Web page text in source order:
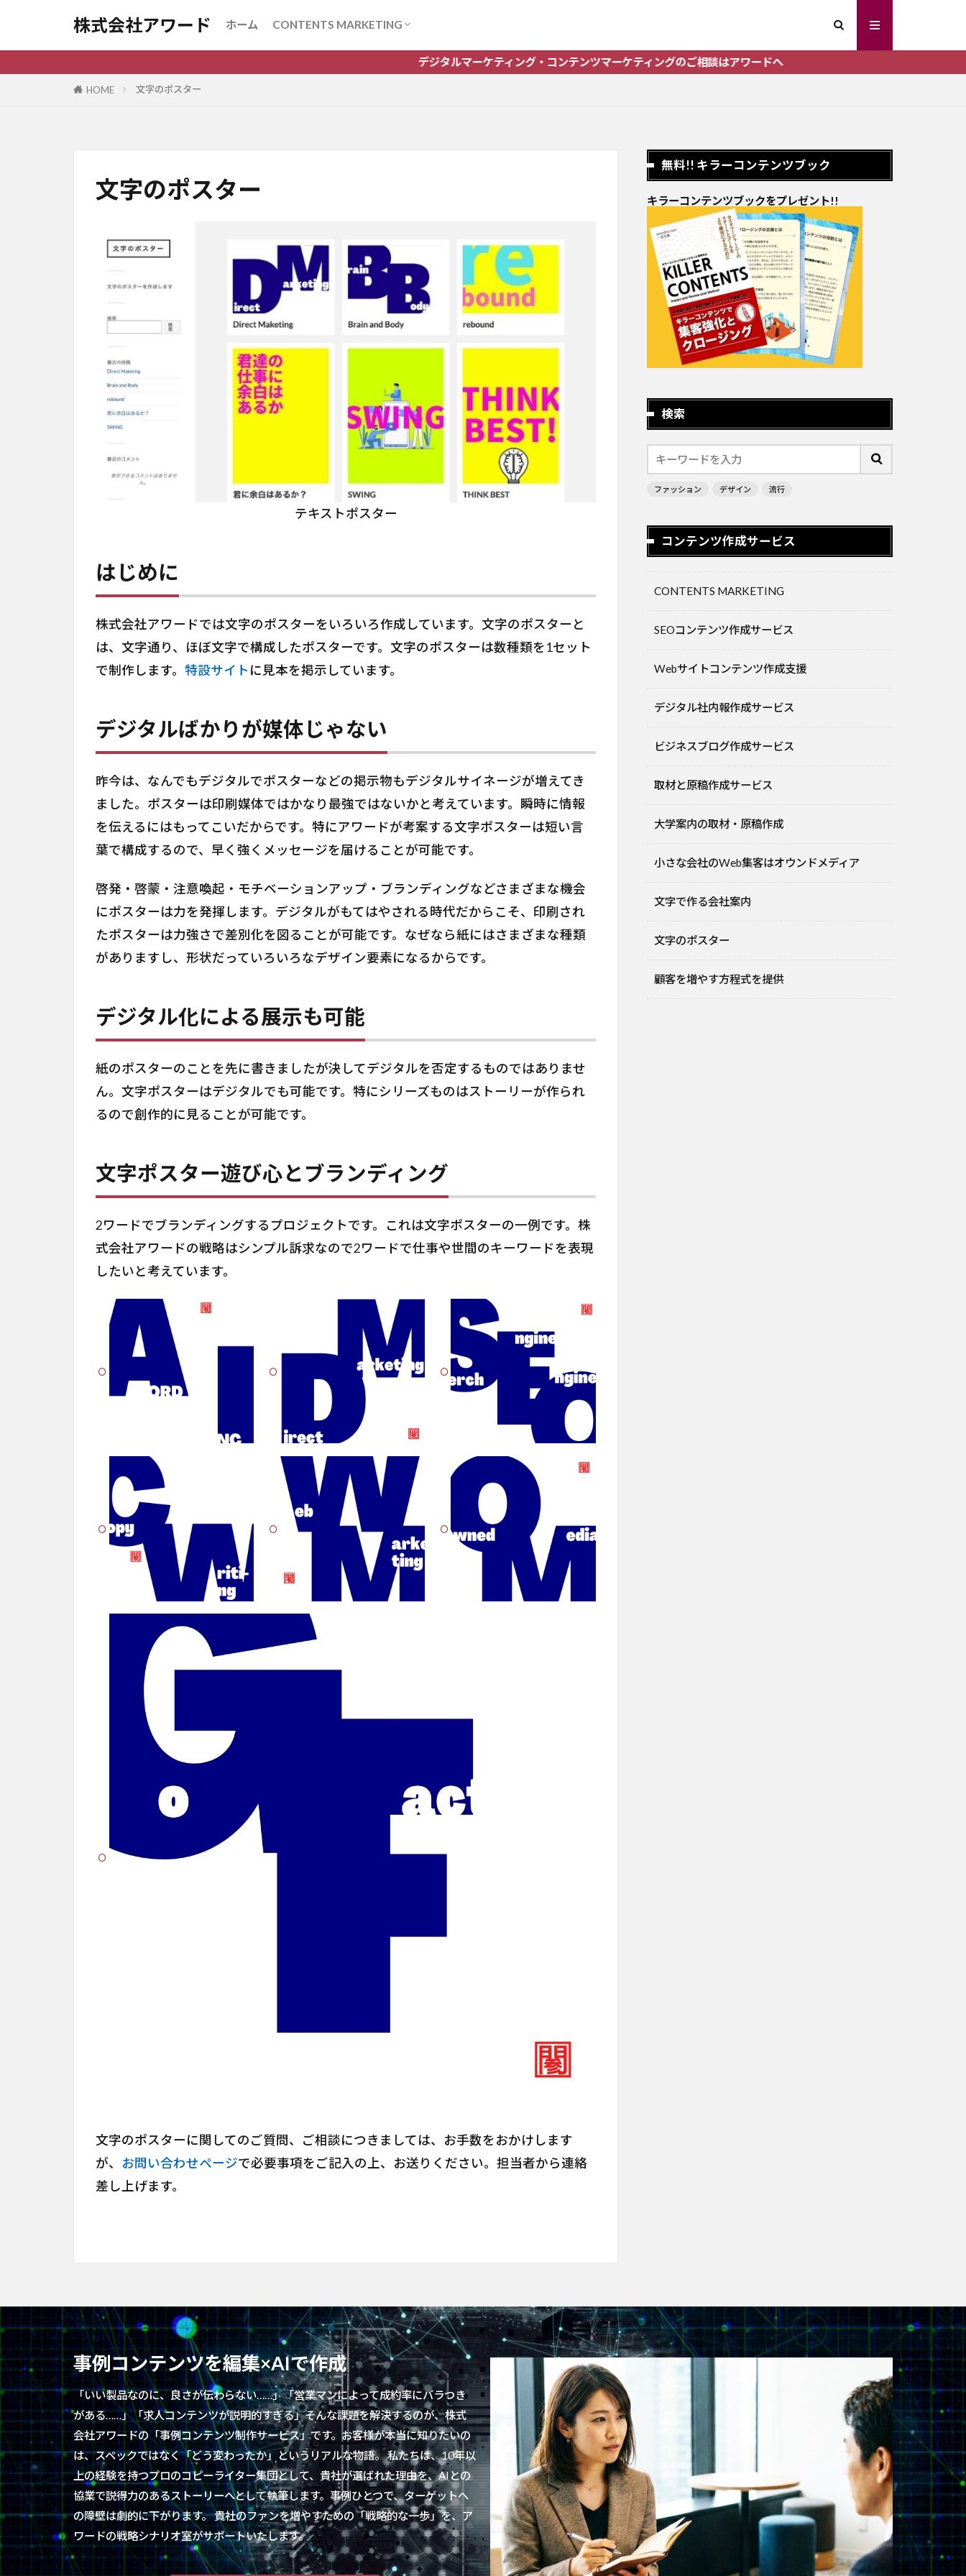
株式会社アワード ホーム CONTENTS MARKETING
SEOコンテンツ作成サービス
Webサイトコンテンツ作成支援
ビジネスブログ作成サービス
デジタル社内報作成サービス
デジタルマーケティング・コンテンツマーケティングのご相談はアワードへ
HOME 文字のポスター
文字のポスター
テキストポスター
はじめに
株式会社アワードでは文字のポスターをいろいろ作成しています。文字のポスターと
は、文字通り、ほぼ文字で構成したポスターです。文字のポスターは数種類を1セット
で制作します。 特設サイト に見本を掲示しています。
デジタルばかりが媒体じゃない
昨今は、なんでもデジタルでポスターなどの掲示物もデジタルサイネージが増えてき
ました。ポスターは印刷媒体ではかなり最強ではないかと考えています。瞬時に情報
を伝えるにはもってこいだからです。特にアワードが考案する文字ポスターは短い言
葉で構成するので、早く強くメッセージを届けることが可能です。
啓発・啓蒙・注意喚起・モチベーションアップ・ブランディングなどさまざまな機会
にポスターは力を発揮します。デジタルがもてはやされる時代だからこそ、印刷され
たポスターは力強さで差別化を図ることが可能です。なぜなら紙にはさまざまな種類
がありますし、形状だっていろいろなデザイン要素になるからです。
デジタル化による展示も可能
紙のポスターのことを先に書きましたが決してデジタルを否定するものではありませ
ん。文字ポスターはデジタルでも可能です。特にシリーズものはストーリーが作られ
るので創作的に見ることが可能です。
文字ポスター遊び心とブランディング
2ワードでブランディングするプロジェクトです。これは文字ポスターの一例です。株
式会社アワードの戦略はシンプル訴求なので2ワードで仕事や世間のキーワードを表現
したいと考えています。
文字のポスターに関してのご質問、ご相談につきましては、お手数をおかけします
が、 お問い合わせページで必要事項をご記入の上、お送りください。担当者から連絡
差し上げます。
無料!! キラーコンテンツブック
キラーコンテンツブックをプレゼント!!
検索
ファッション デザイン 流行
コンテンツ作成サービス
CONTENTS MARKETING
SEOコンテンツ作成サービス
Webサイトコンテンツ作成支援
デジタル社内報作成サービス
ビジネスブログ作成サービス
取材と原稿作成サービス
大学案内の取材・原稿作成
小さな会社のWeb集客はオウンドメディア
文字で作る会社案内
文字のポスター
顧客を増やす方程式を提供
事例コンテンツを編集×AIで作成
「いい製品なのに、良さが伝わらない……」「営業マンによって成約率にバラつき
がある……」「求人コンテンツが説明的すぎる」そんな課題を解決するのが、株式
会社アワードの「事例コンテンツ制作サービス」です。お客様が本当に知りたいの
は、スペックではなく「どう変わったか」というリアルな物語。 私たちは、10年以
上の経験を持つプロのコピーライター集団として、貴社が選ばれた理由を、AIとの
協業で説得力のあるストーリーへとして執筆します。事例ひとつで、ターゲットへ
の障壁は劇的に下がります。 貴社のファンを増やすための「戦略的な一歩」を、ア
ワードの戦略シナリオ室がサポートいたします。